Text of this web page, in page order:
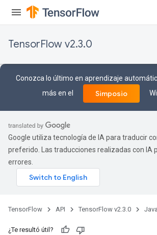
TensorFlow v2.3.0
Conozca lo último en aprendizaje
más en el
Simposio
Google utiliza tecnología de IA para traducir
preferido. Las traducciones realizadas con IA
errores.
TensorFlow API TensorFlow v2.3.0 Java
¿Te resultó útil?